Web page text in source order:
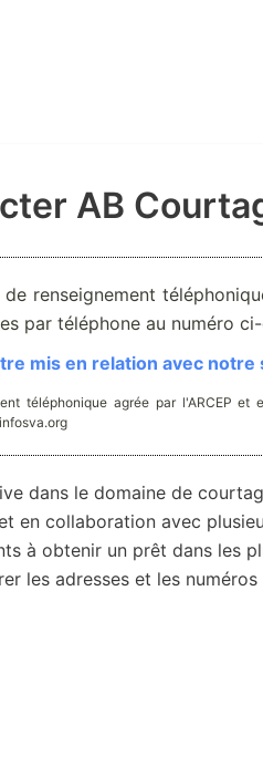
AB
renseignement
par téléphone au numéro
mis en relation avec notre
téléphonique agrée par l'ARCEP
dans le domaine de
en collaboration avec
à obtenir un prêt dans les
les adresses et les